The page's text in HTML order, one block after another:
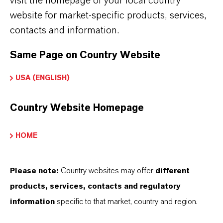
Röhrchen bedürfen eines gewissen Know-how“,
erklärt Schmidt-Rothmeier. Sie hat einige Jahre
für die Automobilindustrie gearbeitet und
bringt die dabei erworbenen Materialkenntnisse
die guten Fließeigenschaften des
eine hauseigene Rezeptur mit einer fein
Beton fließt wie Honig hinein und kommt
Schmidt-Rothmeier. „Damit lassen sich auch
schwierige Geometrien realisieren und ein
Rütteln der Formen zur Entlüftung erübrigt
website for market-specific products, services,
contacts and information.
Same Page on Country Website
USA (ENGLISH)
Country Website Homepage
HOME
Please note: Country websites may offer different
products, services, contacts and regulatory
information specific to that market, country and region.